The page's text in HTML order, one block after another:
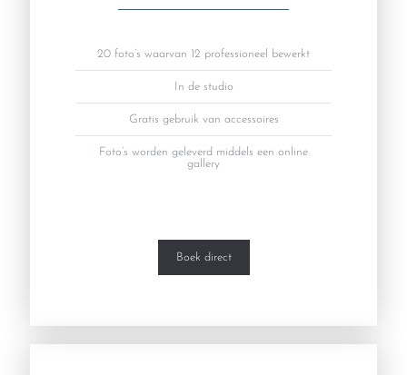
20 foto’s waarvan 12 professioneel bewerkt
In de studio
Gratis gebruik van accessoires
Foto’s worden geleverd middels een online
gallery
Boek direct